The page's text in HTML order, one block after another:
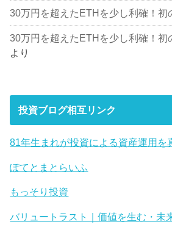
30万円を超えたETHを少し利確！初
30万円を超えたETHを少し利確！初
より
投資ブログ相互リンク
81年生まれが投資による資産運用を
ぽてとまとらいふ
もっそり投資
バリュートラスト｜価値を生む・未